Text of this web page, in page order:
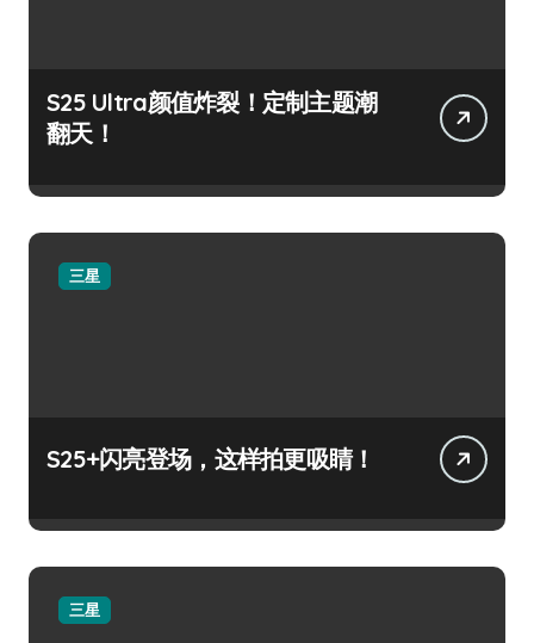
S25 Ultra颜值炸裂！定制主题潮
翻天！
三星
S25+闪亮登场，这样拍更吸睛！
三星